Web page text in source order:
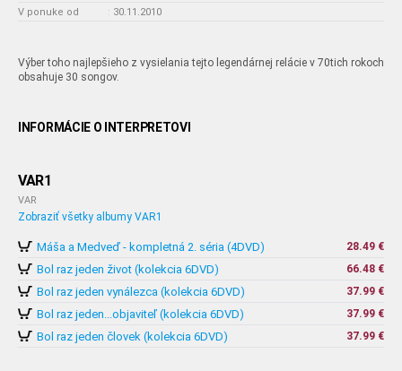
V ponuke od
: 30.11.2010
Výber toho najlepšieho z vysielania tejto legendárnej relácie v 70tich rokoch
obsahuje 30 songov.
INFORMÁCIE O INTERPRETOVI
VAR1
VAR
Zobraziť všetky albumy VAR1
Máša a Medveď - kompletná 2. séria (4DVD) 28.49 €
Bol raz jeden život (kolekcia 6DVD) 66.48 €
Bol raz jeden vynálezca (kolekcia 6DVD) 37.99 €
Bol raz jeden...objaviteľ (kolekcia 6DVD) 37.99 €
Bol raz jeden človek (kolekcia 6DVD) 37.99 €